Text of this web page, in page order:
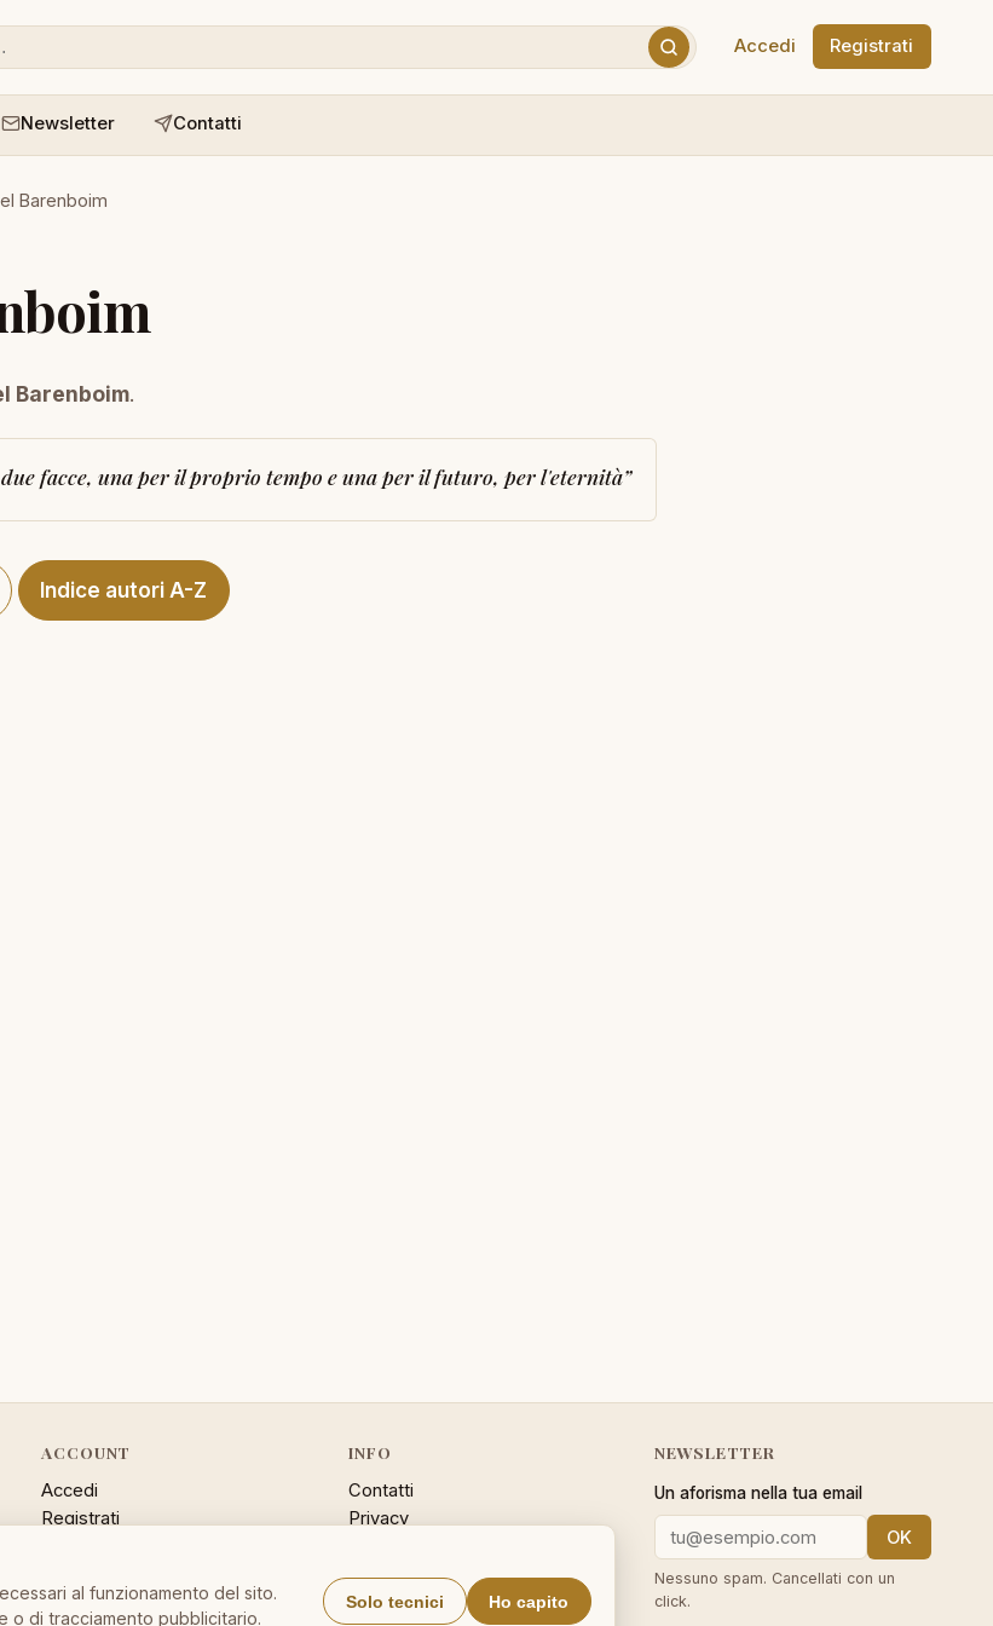
Accedi Registrati
Newsletter Contatti
Barenboim
Barenboim.
facce, una per il proprio tempo e una per il futuro, per l'eternità”
Indice autori A-Z
ACCOUNT
Accedi
Registrati
INFO
Contatti
Privacy
Sitemap
NEWSLETTER
Un aforisma nella tua email
OK
Nessuno spam. Cancellati con un
click.
al funzionamento del sito.
o di tracciamento pubblicitario.
Solo tecnici Ho capito